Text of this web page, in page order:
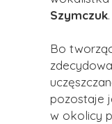
Szymczuk.
Bo
pozostaje
w okolicy